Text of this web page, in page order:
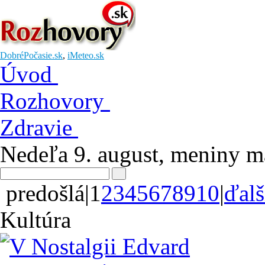
DobréPočasie.sk, iMeteo.sk
Úvod
Rozhovory
Zdravie
Nedeľa 9. august, meniny
predošlá|12345678910|
Kultúra